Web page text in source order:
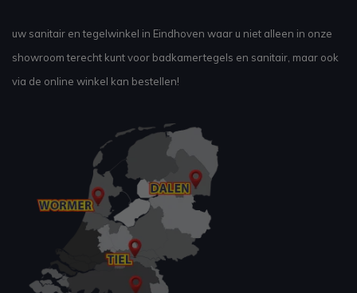
uw sanitair en tegelwinkel in Eindhoven waar u niet alleen in onze
showroom terecht kunt voor badkamertegels en sanitair, maar ook
via de online winkel kan bestellen!